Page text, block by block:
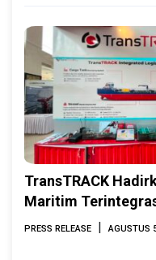
TransTRACK
Maritim
Indonesia Marine &
PRESS RELEASE | AGUSTUS